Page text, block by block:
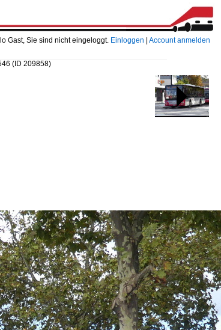
Gast, Sie sind nicht eingeloggt. Einloggen Account anmelden
(ID 209858)